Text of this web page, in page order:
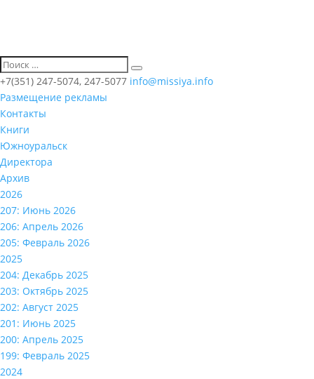
+7(351) 247-5074, 247-5077 info@missiya.info
Размещение рекламы
Контакты
Книги
Южноуральск
Директора
Архив
2026
207: Июнь 2026
206: Апрель 2026
205: Февраль 2026
2025
204: Декабрь 2025
203: Октябрь 2025
202: Август 2025
201: Июнь 2025
200: Апрель 2025
199: Февраль 2025
2024